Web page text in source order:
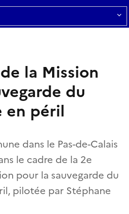
la Mission
du
en péril
dans le Pas-de-Calais
le cadre de la 2e
pour la sauvegarde du
pilotée par Stéphane